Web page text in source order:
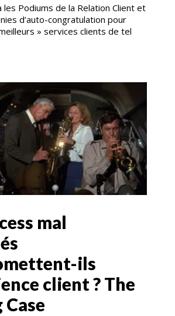
les Podiums de la Relation Client et
d’auto-congratulation pour
» services clients de tel
mal
ils
client ? The